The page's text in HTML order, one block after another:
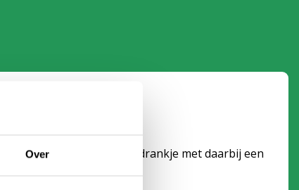
Over
klimmen van een warm drankje met daarbij een